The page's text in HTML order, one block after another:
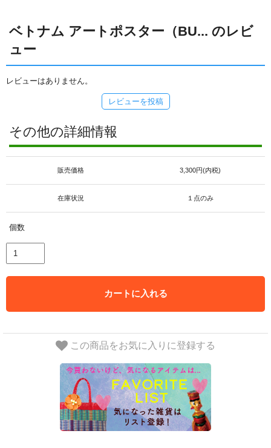
ベトナム アートポスター（BU... のレビ
ュー
レビューはありません。
レビューを投稿
その他の詳細情報
販売価格 3,300円(内税)
在庫状況 １点のみ
個数
カートに入れる
この商品をお気に入りに登録する